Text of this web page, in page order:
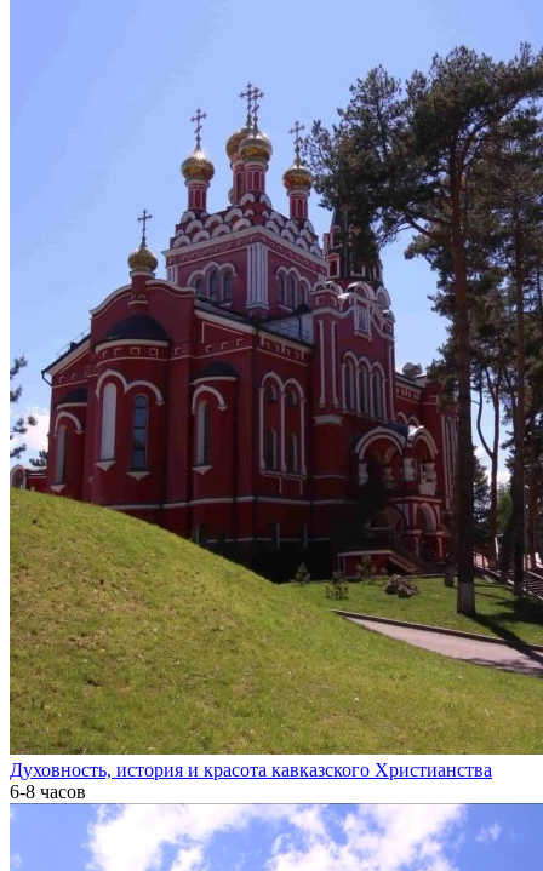
Духовность, история и красота кавказского Христианства
6-8 часов